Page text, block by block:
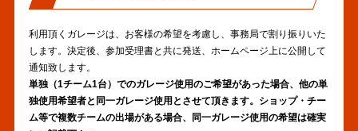
利用頂くガレージは、お客様の希望を考慮し、事務局で割り振りいた
します。決定後、参加受理書と共に発送、ホームページ上に公開して
通知致します。
単独（1チーム1台）でのガレージ使用のご希望があった場合、他の単
独使用希望者と同一ガレージ使用とさせて頂きます。ショップ・チー
ム等で複数チームの出場がある場合、同一ガレージ使用の希望は確実